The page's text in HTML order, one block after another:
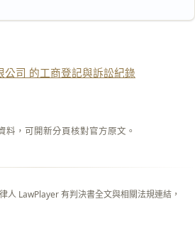
司 的工商登記與訴訟紀錄
，可開新分頁核對官方原文。
人 LawPlayer 有判決書全文與相關法規連結，